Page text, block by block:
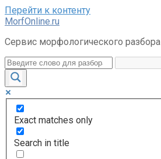
Перейти к контенту
MorfOnline.ru
Сервис морфологического разбора
Exact matches only
Search in title